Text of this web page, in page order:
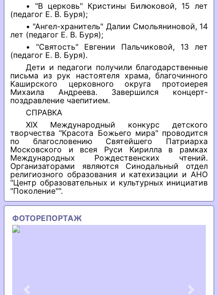
• "В церковь" Кристины Билюковой, 15 лет
(педагог Е. В. Буря);
• "Ангел-хранитель" Далии Смольяниновой, 14
лет (педагог Е. В. Буря);
• "Святость" Евгении Пальчиковой, 13 лет
(педагог Е. В. Буря).
Дети и педагоги получили благодарственные
письма из рук настоятеля храма, благочинного
Каширского церковного округа протоиерея
Михаила Андреева. Завершился концерт-
поздравление чаепитием.
СПРАВКА
XIХ Международный конкурс детского
творчества "Красота Божьего мира" проводится
по благословению Святейшего Патриарха
Московского и всея Руси Кирилла в рамках
Международных Рождественских чтений.
Организаторами являются Синодальный отдел
религиозного образования и катехизации и АНО
"Центр образовательных и культурных инициатив
"Поколение"".
ФОТОРЕПОРТАЖ